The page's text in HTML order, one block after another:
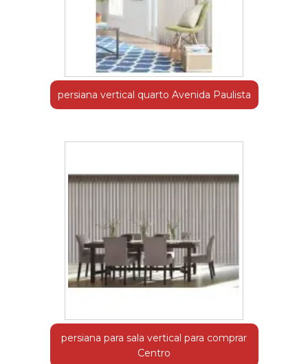
persiana vertical quarto Avenida Paulista
persiana para sala vertical para comprar
Centro